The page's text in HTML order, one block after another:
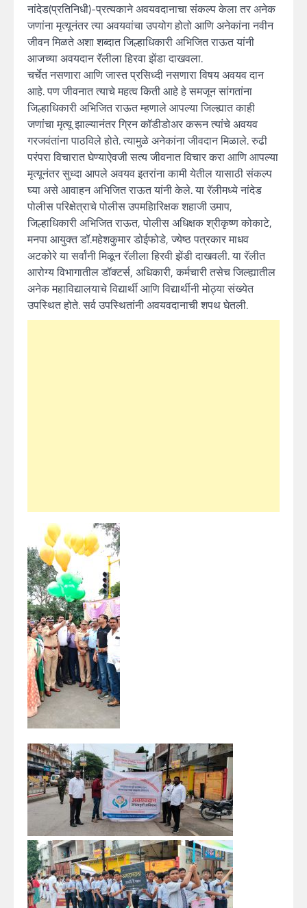
नांदेड(प्रतिनिधी)-प्रत्यकाने अवयवदानाचा संकल्प केला तर अनेक
जणांना मृत्यूनंतर त्या अवयवांचा उपयोग होतो आणि अनेकांना नवीन
जीवन मिळते अशा शब्दात जिल्हाधिकारी अभिजित राऊत यांनी
आजच्या अवयदान रॅलीला हिरवा झेंडा दाखवला.
चर्चेत नसणारा आणि जास्त प्रसिध्दी नसणारा विषय अवयव दान
आहे. पण जीवनात त्याचे महत्व किती आहे हे समजून सांगतांना
जिल्हाधिकारी अभिजित राऊत म्हणाले आपल्या जिल्ह्यात काही
जणांचा मृत्यू झाल्यानंतर ग्रिन कॉडीडोअर करून त्यांचे अवयव
गरजवंतांना पाठविले होते. त्यामुळे अनेकांना जीवदान मिळाले. रुढी
परंपरा विचारात घेण्याऐवजी सत्य जीवनात विचार करा आणि आपल्या
मृत्यूनंतर सुध्दा आपले अवयव इतरांना कामी येतील यासाठी संकल्प
घ्या असे आवाहन अभिजित राऊत यांनी केले. या रॅलीमध्ये नांदेड
पोलीस परिक्षेत्राचे पोलीस उपमहािरिक्षक शहाजी उमाप,
जिल्हाधिकारी अभिजित राऊत, पोलीस अधिक्षक श्रीकृष्ण कोकाटे,
मनपा आयुक्त डॉ.महेशकुमार डोईफोडे, ज्येष्ठ पत्रकार माधव
अटकोरे या सर्वांनी मिळून रॅलीला हिरवी झेंडी दाखवली. या रॅलीत
आरोग्य विभागातील डॉक्टर्स, अधिकारी, कर्मचारी तसेच जिल्ह्यातील
अनेक महाविद्यालयाचे विद्यार्थी आणि विद्यार्थीनी मोठ्या संख्येत
उपस्थित होते. सर्व उपस्थितांनी अवयवदानाची शपथ घेतली.